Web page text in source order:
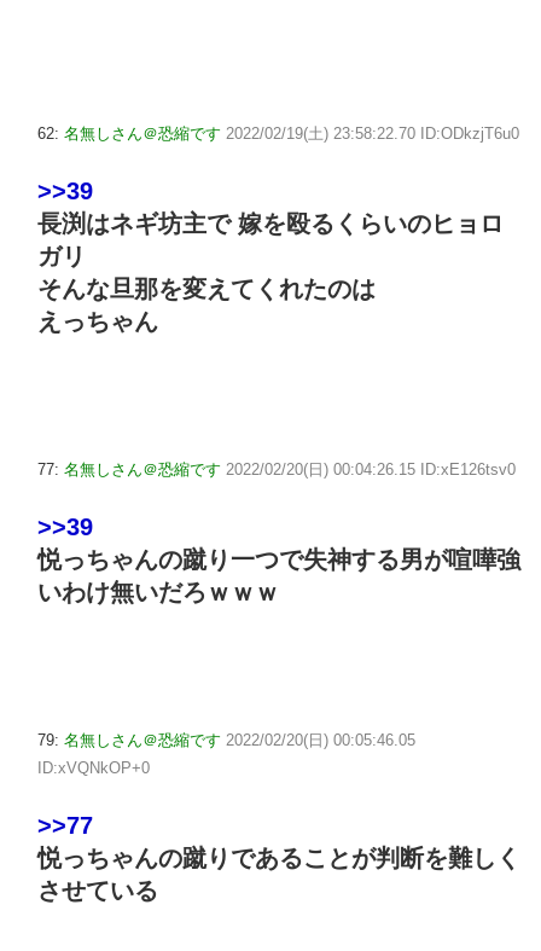
62: 名無しさん＠恐縮です 2022/02/19(土) 23:58:22.70 ID:ODkzjT6u0
>>39
長渕はネギ坊主で 嫁を殴るくらいのヒョロ
ガリ
そんな旦那を変えてくれたのは
えっちゃん
77: 名無しさん＠恐縮です 2022/02/20(日) 00:04:26.15 ID:xE126tsv0
>>39
悦っちゃんの蹴り一つで失神する男が喧嘩強
いわけ無いだろｗｗｗ
79: 名無しさん＠恐縮です 2022/02/20(日) 00:05:46.05
ID:xVQNkOP+0
>>77
悦っちゃんの蹴りであることが判断を難しく
させている